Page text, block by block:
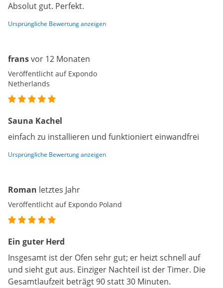
Absolut gut. Perfekt.
Ursprüngliche Bewertung anzeigen
fransvor 12 Monaten
Veröffentlicht auf Expondo
Netherlands
Sauna Kachel
einfach zu installieren und funktioniert einwandfrei
Ursprüngliche Bewertung anzeigen
Roman letztes Jahr
Veröffentlicht auf Expondo Poland
Ein guter Herd
Insgesamt ist der Ofen sehr gut; er heizt schnell auf
und sieht gut aus. Einziger Nachteil ist der Timer. Die
Gesamtlaufzeit beträgt 90 statt 30 Minuten.